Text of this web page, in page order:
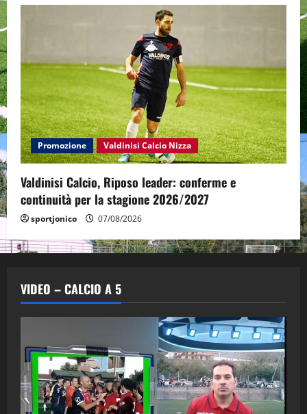
Promozione Valdinisi Calcio Nizza
Valdinisi Calcio, Riposo leader: conferme e
continuità per la stagione 2026/2027
sportjonico 07/08/2026
VIDEO – CALCIO A 5